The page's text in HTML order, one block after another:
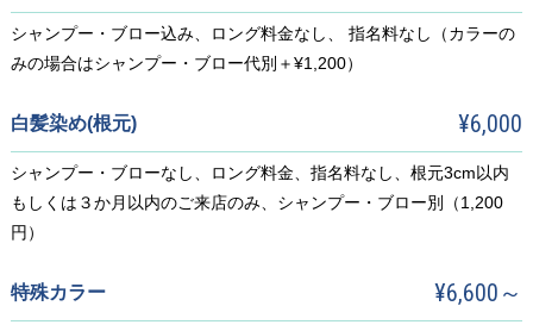
シャンプー・ブロー込み、ロング料金なし、 指名料なし（カラーの
みの場合はシャンプー・ブロー代別＋¥1,200）
白髪染め(根元) ¥6,000
シャンプー・ブローなし、ロング料金、指名料なし、根元3cm以内
もしくは３か月以内のご来店のみ、シャンプー・ブロー別（1,200
円）
特殊カラー ¥6,600～